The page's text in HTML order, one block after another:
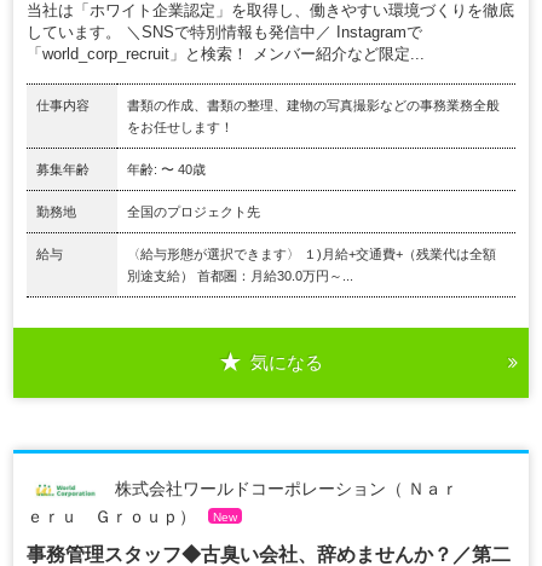
当社は「ホワイト企業認定」を取得し、働きやすい環境づくりを徹底
しています。 ＼SNSで特別情報も発信中／ Instagramで
「world_corp_recruit」と検索！ メンバー紹介など限定...
仕事内容
書類の作成、書類の整理、建物の写真撮影などの事務業務全般
をお任せします！
募集年齢 年齢: 〜 40歳
勤務地 全国のプロジェクト先
給与
〈給与形態が選択できます〉 １)月給+交通費+（残業代は全額
別途支給） 首都圏：月給30.0万円～...
気になる
株式会社ワールドコーポレーション（ Ｎａｒ
ｅｒｕ Ｇｒｏｕｐ）
New
事務管理スタッフ◆古臭い会社、辞めませんか？／第二